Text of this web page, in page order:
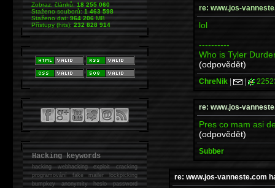
re: www.jos-
lol
----------
Who is Tyler
(odpovědět)
ChreNik | |
re: www.jos-
Pres co mam asi
(odpovědět)
Subber
re: www.jos-vanneste.com
Zobraz. článků:18 255 060
Staženo souborů:1 463 598
Staženo dat:964 206MB
Přístupy (hits):232 828 914
Hacking keywords
hackingwebhacking exploit cracking
programování fake mailer lockpicking
bumpkey anonymity heslo password